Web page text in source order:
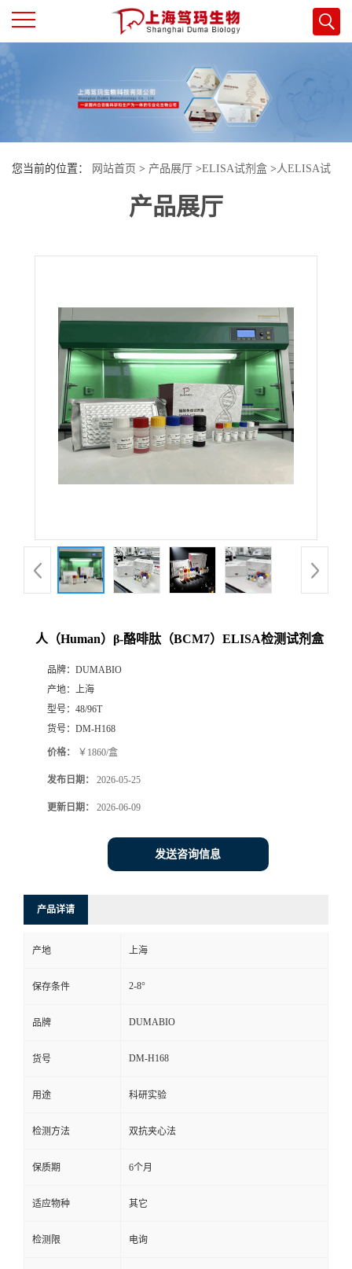
页
司
品
方
言
您当前的位置： 网站首页 > 产品展厅 >ELISA试剂盒 >人ELISA试
人（Human）β-酪啡肽（BCM7）ELISA检测试剂盒
产品展厅
人（Human）β-酪啡肽（BCM7）ELISA检测试剂盒
品牌： DUMABIO
产地： 上海
型号： 48/96T
货号： DM-H168
价格： ￥1860/盒
发布日期： 2026-05-25
更新日期： 2026-06-09
发送咨询信息
产品详请
产地 上海
保存条件 2-8°
品牌 DUMABIO
货号 DM-H168
用途 科研实验
检测方法 双抗夹心法
保质期 6个月
适应物种 其它
检测限 电询